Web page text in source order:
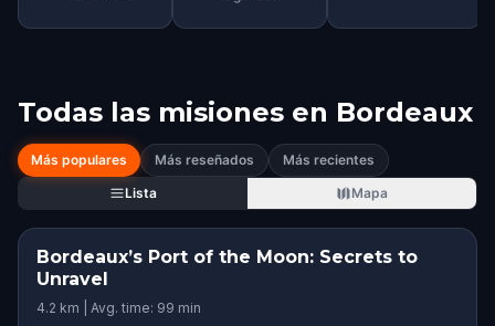
Todas las misiones en Bordeaux
Más populares Más reseñados
Más recientes
Lista
Mapa
Bordeaux’s Port of the Moon: Secrets to
Unravel
4.2 km | Avg. time: 99 min